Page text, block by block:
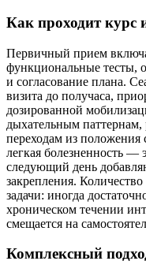
Как проходит курс
Первичный прием
функциональные тесты,
и согласование плана.
визита до получаса,
дозированной
дыхательным
переходам из
легкая болезненность —
следующий день
закрепления.
задачи: иногда
хроническом течении
смещается на
Комплексный